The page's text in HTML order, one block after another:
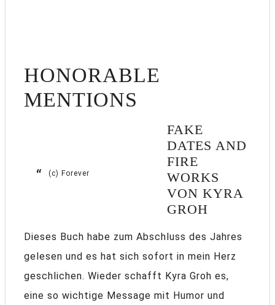
HONORABLE
MENTIONS
(c) Forever
FAKE
DATES AND
FIRE
WORKS
VON KYRA
GROH
Dieses Buch habe zum Abschluss des Jahres
gelesen und es hat sich sofort in mein Herz
geschlichen. Wieder schafft Kyra Groh es,
eine so wichtige Message mit Humor und